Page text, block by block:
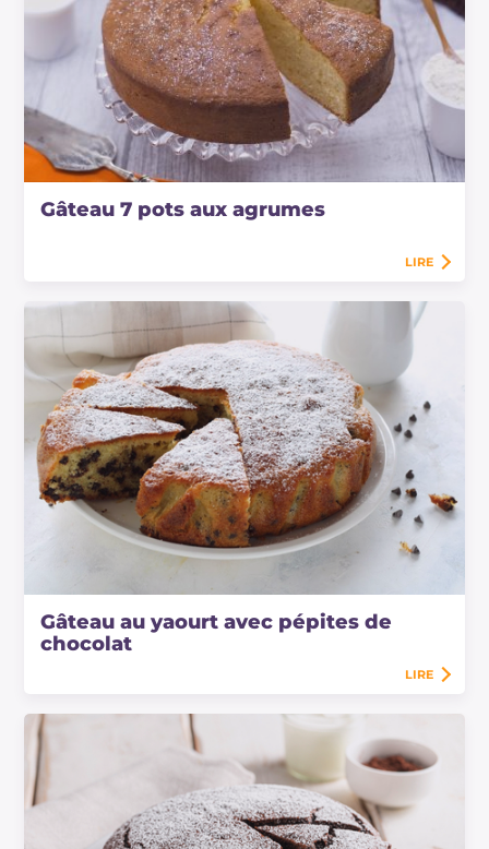
Gâteau 7 pots aux agrumes
LIRE
Gâteau au yaourt avec pépites de
chocolat
LIRE